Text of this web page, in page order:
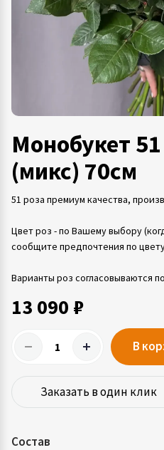
Монобукет
(микс) 70см
51 роза премиум качества,
Цвет роз - по Вашему выбору
сообщите предпочтения по
Варианты роз согласовываются
13 090 ₽
В
Заказать в один клик
Состав